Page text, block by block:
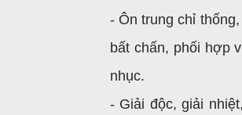
- Ôn trung chỉ
bất chấn, phối hợp
nhục.
- Giải độc, giải